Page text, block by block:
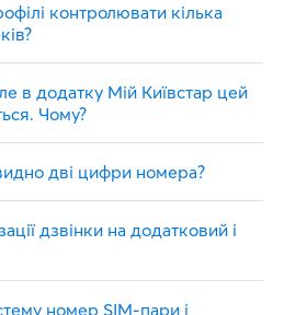
контролювати кілька
в додатку Мій Київстар цей
Чому?
дві цифри номера?
дзвінки на додатковий і
номер SIM-пари і